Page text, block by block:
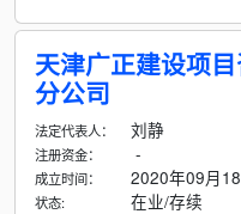
天津广正建设项
分公司
法定代表人： 刘静
注册资金： -
成立时间： 2020年09月
状态: 在业/存续